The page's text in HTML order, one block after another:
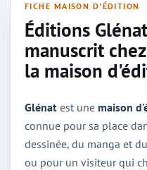
FICHE MAISON D'ÉDITION
Éditions
manuscrit
la maison
Glénat est une maison
connue pour sa place
dessinée, du manga et
ou pour un visiteur qui